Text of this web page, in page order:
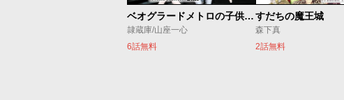
ベオグラードメトロの子供たち
隷蔵庫/山座一心
6話無料
すだちの魔王城
森下真
2話無料